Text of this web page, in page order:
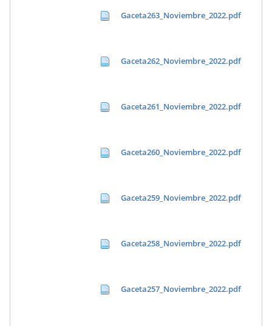
Gaceta263_Noviembre_2022.pdf
Gaceta262_Noviembre_2022.pdf
Gaceta261_Noviembre_2022.pdf
Gaceta260_Noviembre_2022.pdf
Gaceta259_Noviembre_2022.pdf
Gaceta258_Noviembre_2022.pdf
Gaceta257_Noviembre_2022.pdf